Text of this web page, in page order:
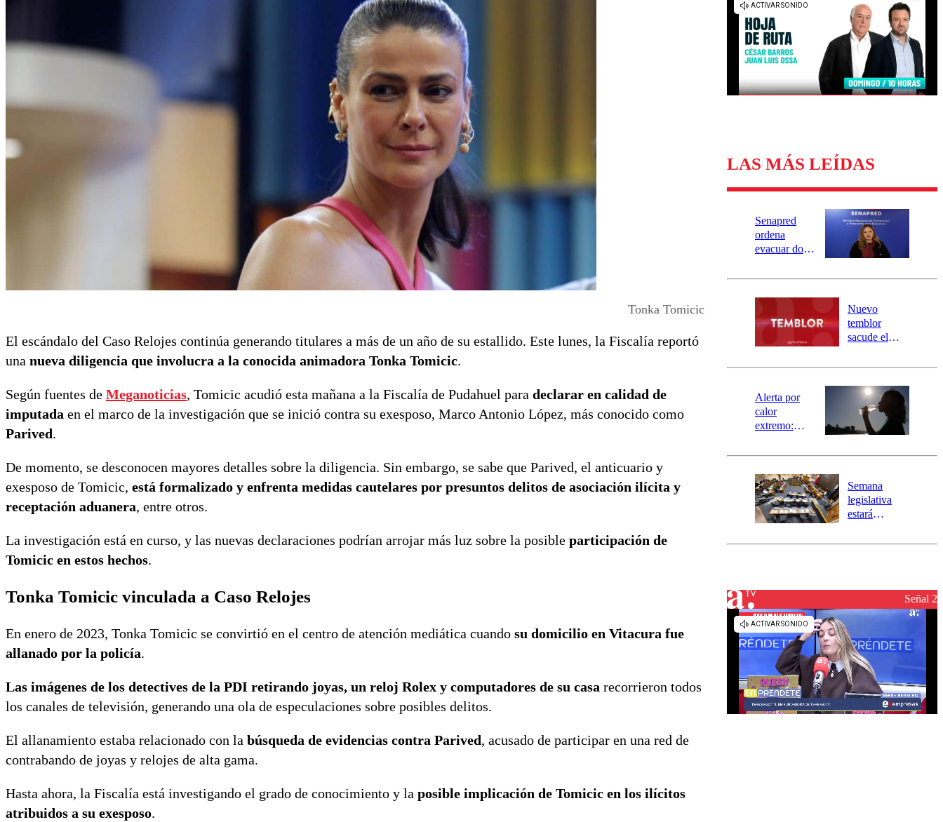
Universidad de Chile
Sustentabilidad
Tonka Tomicic
El escándalo del Caso Relojes continúa generando titulares a más de un año de su estallido. Este lunes, la Fiscalía reportó
una nueva diligencia que involucra a la conocida animadora Tonka Tomicic.
Según fuentes de Meganoticias, Tomicic acudió esta mañana a la Fiscalía de Pudahuel para declarar en calidad de
imputada en el marco de la investigación que se inició contra su exesposo, Marco Antonio López, más conocido como
Parived.
De momento, se desconocen mayores detalles sobre la diligencia. Sin embargo, se sabe que Parived, el anticuario y
exesposo de Tomicic, está formalizado y enfrenta medidas cautelares por presuntos delitos de asociación ilícita y
receptación aduanera, entre otros.
La investigación está en curso, y las nuevas declaraciones podrían arrojar más luz sobre la posible participación de
Tomicic en estos hechos.
Tonka Tomicic vinculada a Caso Relojes
En enero de 2023, Tonka Tomicic se convirtió en el centro de atención mediática cuando su domicilio en Vitacura fue
allanado por la policía.
Las imágenes de los detectives de la PDI retirando joyas, un reloj Rolex y computadores de su casa recorrieron todos
los canales de televisión, generando una ola de especulaciones sobre posibles delitos.
El allanamiento estaba relacionado con la búsqueda de evidencias contra Parived, acusado de participar en una red de
contrabando de joyas y relojes de alta gama.
Hasta ahora, la Fiscalía está investigando el grado de conocimiento y la posible implicación de Tomicic en los ilícitos
atribuidos a su exesposo.
LAS MÁS LEÍDAS
Senapred
ordena
evacuar dos
Carahue por
río Damas:
activa
mensajería
SAE
Nuevo
temblor
sacude el
revisa la
epicentro
Alerta por
calor
extremo:
activa Alerta
Preventiva en
tres comunas
Semana
legislativa
estará
el fin de la
reconstrucciónSeñal 2